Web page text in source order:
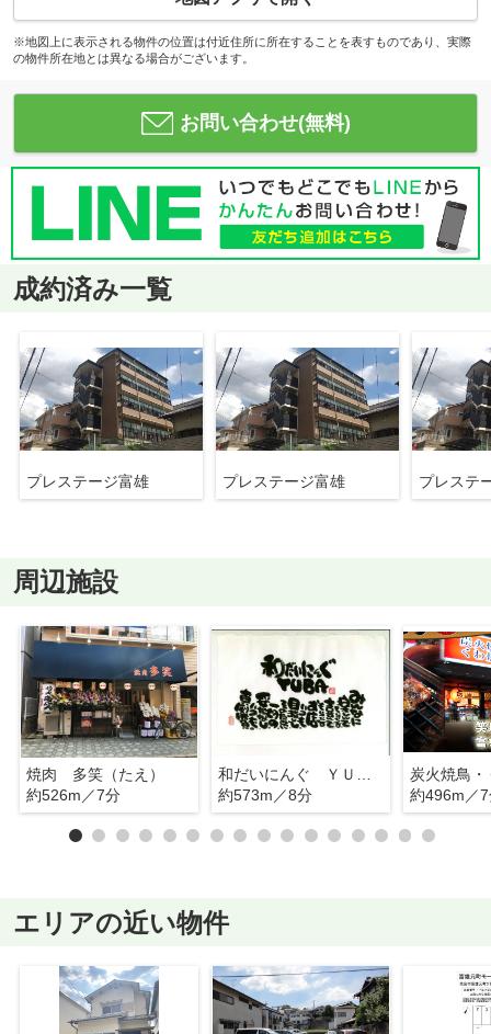
※地図上に表示される物件の位置は付近住所に所在することを表すものであり、実際
の物件所在地とは異なる場合がございます。
お問い合わせ(無料)
成約済み一覧
プレステージ富雄 プレステージ富雄 プレステ
周辺施設
焼肉 多笑（たえ）
約526m／7分
和だいにんぐ ＹＵＢＡ（ユバ）
約573m／8分
約496m／
エリアの近い物件